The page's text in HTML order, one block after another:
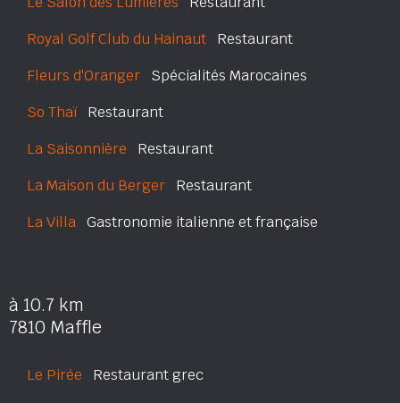
Royal Golf Club du Hainaut Restaurant
Fleurs d'Oranger Spécialités Marocaines
So Thaï Restaurant
La Saisonnière Restaurant
La Maison du Berger Restaurant
La Villa Gastronomie italienne et française
à 10.7 km
7810 Maffle
Le Pirée Restaurant grec